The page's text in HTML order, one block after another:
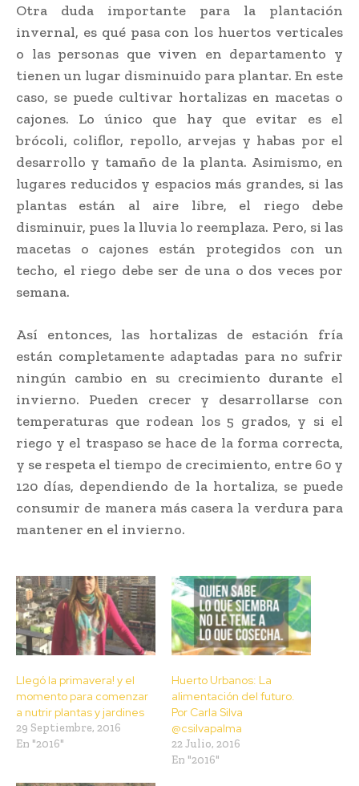
Otra duda importante para la plantación
invernal, es qué pasa con los huertos verticales
o las personas que viven en departamento y
tienen un lugar disminuido para plantar. En este
caso, se puede cultivar hortalizas en macetas o
cajones. Lo único que hay que evitar es el
brócoli, coliflor, repollo, arvejas y habas por el
desarrollo y tamaño de la planta. Asimismo, en
lugares reducidos y espacios más grandes, si las
plantas están al aire libre, el riego debe
disminuir, pues la lluvia lo reemplaza. Pero, si las
macetas o cajones están protegidos con un
techo, el riego debe ser de una o dos veces por
semana.
Así entonces, las hortalizas de estación fría
están completamente adaptadas para no sufrir
ningún cambio en su crecimiento durante el
invierno. Pueden crecer y desarrollarse con
temperaturas que rodean los 5 grados, y si el
riego y el traspaso se hace de la forma correcta,
y se respeta el tiempo de crecimiento, entre 60 y
120 días, dependiendo de la hortaliza, se puede
consumir de manera más casera la verdura para
mantener en el invierno.
Llegó la primavera! y el
momento para comenzar
a nutrir plantas y jardines
29 Septiembre, 2016
En "2016"
Huerto Urbanos: La
alimentación del futuro.
Por Carla Silva
@csilvapalma
22 Julio, 2016
En "2016"